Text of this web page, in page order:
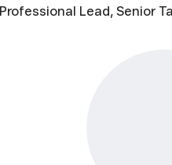
Professional Lead, Senior